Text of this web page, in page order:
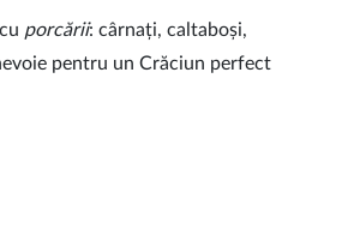
porcării: cârnați, caltaboși,
pentru un Crăciun perfect